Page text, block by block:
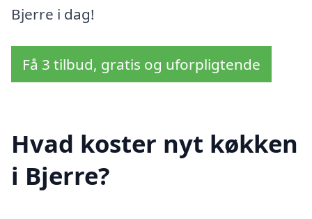
Bjerre i dag!
Få 3 tilbud, gratis og uforpligtende
Hvad koster nyt køkken
i Bjerre?